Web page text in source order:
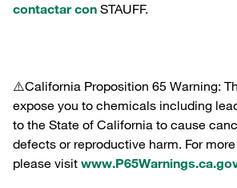
contactar con STAUFF.
⚠️California Proposition 65 Warning:
expose you to chemicals including
to the State of California to cause
defects or reproductive harm. For
please visit